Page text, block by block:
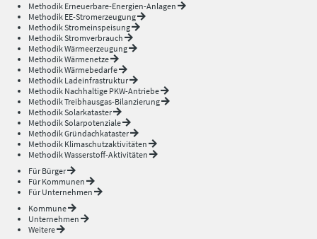
Methodik Erneuerbare-Energien-Anlagen
Methodik EE-Stromerzeugung
Methodik Stromeinspeisung
Methodik Stromverbrauch
Methodik Wärmeerzeugung
Methodik Wärmenetze
Methodik Wärmebedarfe
Methodik Ladeinfrastruktur
Methodik Nachhaltige PKW-Antriebe
Methodik Treibhausgas-Bilanzierung
Methodik Solarkataster
Methodik Solarpotenziale
Methodik Gründachkataster
Methodik Klimaschutzaktivitäten
Methodik Wasserstoff-Aktivitäten
Für Bürger
Für Kommunen
Für Unternehmen
Kommune
Unternehmen
Weitere